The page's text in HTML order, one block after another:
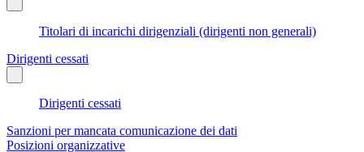
Titolari di incarichi dirigenziali (dirigenti non generali)
Dirigenti cessati
Dirigenti cessati
Sanzioni per mancata comunicazione dei dati
Posizioni organizzative